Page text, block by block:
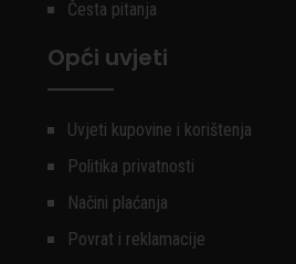
Česta pitanja
Opći uvjeti
Uvjeti kupovine i korištenja
Politika privatnosti
Načini plaćanja
Povrat i reklamacije